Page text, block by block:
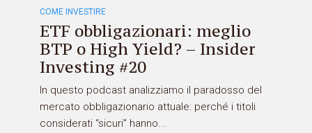
COME INVESTIRE
ETF obbligazionari: meglio
BTP o High Yield? – Insider
Investing #20
In questo podcast analizziamo il paradosso del
mercato obbligazionario attuale: perché i titoli
considerati “sicuri” hanno...